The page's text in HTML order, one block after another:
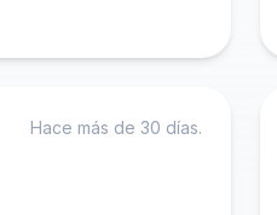
Hace más de 30 días.